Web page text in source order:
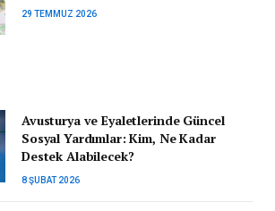
29 TEMMUZ 2026
Avusturya ve Eyaletlerinde Güncel
Sosyal Yardımlar: Kim, Ne Kadar
Destek Alabilecek?
8 ŞUBAT 2026